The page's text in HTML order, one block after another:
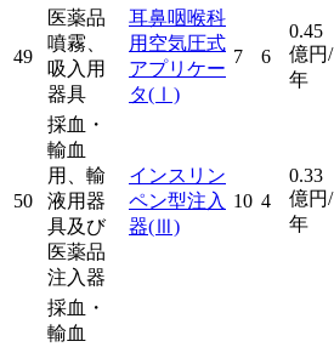
49
医薬品
噴霧、
吸入用
器具
耳鼻咽喉科
用空気圧式
アプリケー
タ(Ⅰ)
7 6
0.45
億円/
年
50
採血・
輸血
用、輸
液用器
具及び
医薬品
注入器
インスリン
ペン型注入
器(Ⅲ)
10 4
0.33
億円/
年
採血・
輸血